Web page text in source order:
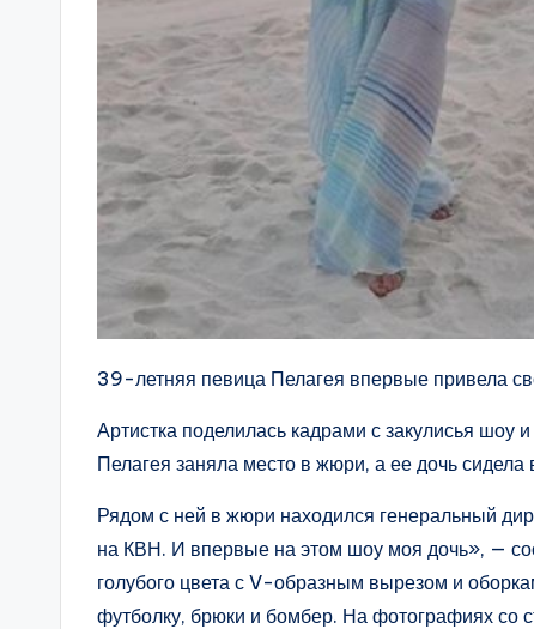
39-летняя певица Пелагея впервые привела
Артистка поделилась кадрами с закулисья шоу
Пелагея заняла место в жюри, а ее дочь сидела
Рядом с ней в жюри находился генеральный
на КВН. И впервые на этом шоу моя дочь», —
голубого цвета с V-образным вырезом и
футболку, брюки и бомбер. На фотографиях со